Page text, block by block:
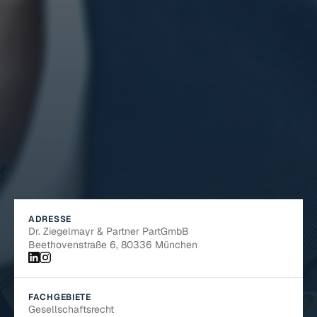
Klarheit
FürIhrUnternehmen
ADRESSE
Dr. Ziegelmayr & Partner PartGmbB
Beethovenstraße 6, 80336 München
FACHGEBIETE
Gesellschaftsrecht